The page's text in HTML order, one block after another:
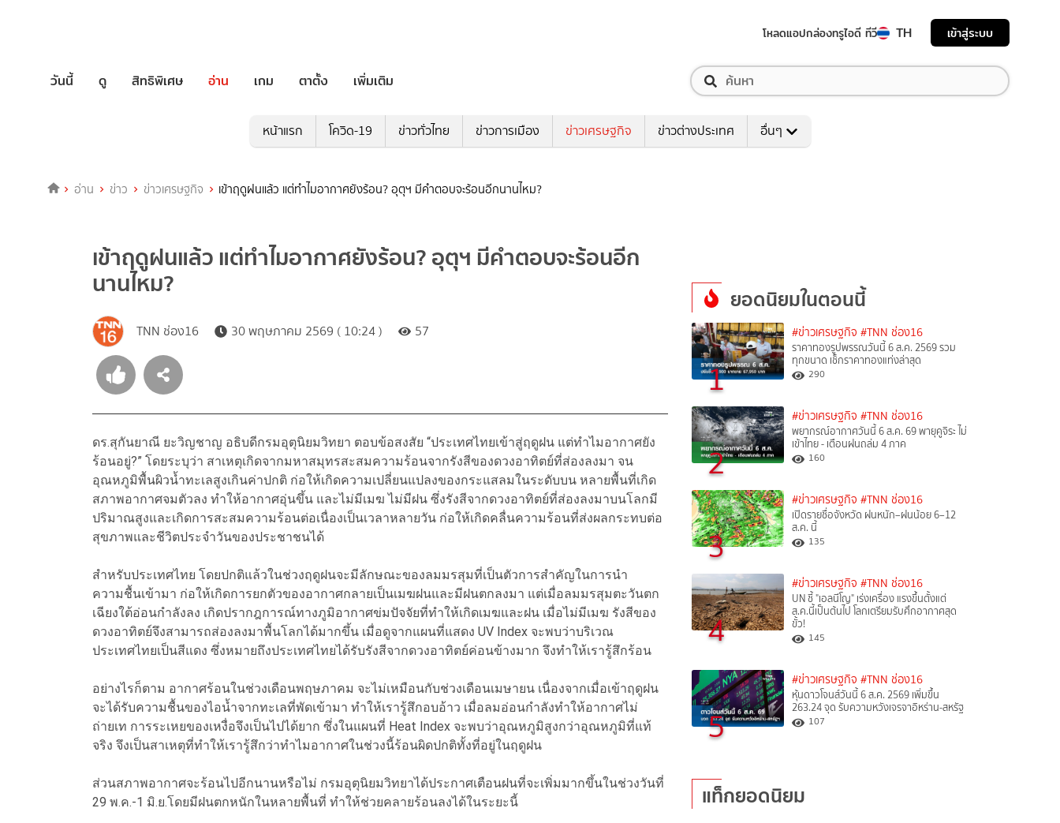
โหลดแอปกล่องทรูไอดี ทีวี TH เข้าสู่ระบบ
วันนี้ ดู สิทธิพิเศษ อ่าน เกม ตาตั้ง เพิ่มเติม
หน้าแรก โควิด-19 ข่าวทั่วไทย ข่าวการเมือง ข่าวเศรษฐกิจ ข่าวต่างประเทศ อื่นๆ
อ่าน ข่าว ข่าวเศรษฐกิจ เข้าฤดูฝนแล้ว แต่ทำไมอากาศยังร้อน? อุตุฯ มีคำตอบจะร้อนอีกนานไหม?
เข้าฤดูฝนแล้ว แต่ทำไมอากาศยังร้อน? อุตุฯ มีคำตอบจะร้อนอีก
นานไหม?
TNN ช่อง16 30 พฤษภาคม 2569 ( 10:24 ) 57
ดร.สุกันยาณี ยะวิญชาญ อธิบดีกรมอุตุนิยมวิทยา ตอบข้อสงสัย “ประเทศไทยเข้าสู่ฤดูฝน แต่ทำไมอากาศยัง
ร้อนอยู่?” โดยระบุว่า สาเหตุเกิดจากมหาสมุทรสะสมความร้อนจากรังสีของดวงอาทิตย์ที่ส่องลงมา จน
อุณหภูมิพื้นผิวน้ำทะเลสูงเกินค่าปกติ ก่อให้เกิดความเปลี่ยนแปลงของกระแสลมในระดับบน หลายพื้นที่เกิด
สภาพอากาศจมตัวลง ทำให้อากาศอุ่นขึ้น และไม่มีเมฆ ไม่มีฝน ซึ่งรังสีจากดวงอาทิตย์ที่ส่องลงมาบนโลกมี
ปริมาณสูงและเกิดการสะสมความร้อนต่อเนื่องเป็นเวลาหลายวัน ก่อให้เกิดคลื่นความร้อนที่ส่งผลกระทบต่อ
สุขภาพและชีวิตประจำวันของประชาชนได้
สำหรับประเทศไทย โดยปกติแล้วในช่วงฤดูฝนจะมีลักษณะของลมมรสุมที่เป็นตัวการสำคัญในการนำ
ความชื้นเข้ามา ก่อให้เกิดการยกตัวของอากาศกลายเป็นเมฆฝนและมีฝนตกลงมา แต่เมื่อลมมรสุมตะวันตก
เฉียงใต้อ่อนกำลังลง เกิดปรากฎการณ์ทางภูมิอากาศข่มปัจจัยที่ทำให้เกิดเมฆและฝน เมื่อไม่มีเมฆ รังสีของ
ดวงอาทิตย์จึงสามารถส่องลงมาพื้นโลกได้มากขึ้น เมื่อดูจากแผนที่แสดง UV Index จะพบว่าบริเวณ
ประเทศไทยเป็นสีแดง ซึ่งหมายถึงประเทศไทยได้รับรังสีจากดวงอาทิตย์ค่อนข้างมาก จึงทำให้เรารู้สึกร้อน
อย่างไรก็ตาม อากาศร้อนในช่วงเดือนพฤษภาคม จะไม่เหมือนกับช่วงเดือนเมษายน เนื่องจากเมื่อเข้าฤดูฝน
จะได้รับความชื้นของไอน้ำจากทะเลที่พัดเข้ามา ทำให้เรารู้สึกอบอ้าว เมื่อลมอ่อนกำลังทำให้อากาศไม่
ถ่ายเท การระเหยของเหงื่อจึงเป็นไปได้ยาก ซึ่งในแผนที่ Heat Index จะพบว่าอุณหภูมิสูงกว่าอุณหภูมิที่แท้
จริง จึงเป็นสาเหตุที่ทำให้เรารู้สึกว่าทำไมอากาศในช่วงนี้ร้อนผิดปกติทั้งที่อยู่ในฤดูฝน
ส่วนสภาพอากาศจะร้อนไปอีกนานหรือไม่ กรมอุตุนิยมวิทยาได้ประกาศเตือนฝนที่จะเพิ่มมากขึ้นในช่วงวันที่
29 พ.ค.-1 มิ.ย.โดยมีฝนตกหนักในหลายพื้นที่ ทำให้ช่วยคลายร้อนลงได้ในระยะนี้
ยอดนิยมในตอนนี้
1
#ข่าวเศรษฐกิจ #TNN ช่อง16
ราคาทองรูปพรรณวันนี้ 6 ส.ค. 2569 รวม
ทุกขนาด เช็กราคาทองแท่งล่าสุด
290
2
#ข่าวเศรษฐกิจ #TNN ช่อง16
พยากรณ์อากาศวันนี้ 6 ส.ค. 69 พายุคูจิระ ไม่
เข้าไทย - เตือนฝนถล่ม 4 ภาค
160
3
#ข่าวเศรษฐกิจ #TNN ช่อง16
เปิดรายชื่อจังหวัด ฝนหนัก–ฝนน้อย 6–12
ส.ค. นี้
135
4
#ข่าวเศรษฐกิจ #TNN ช่อง16
UN ชี้ "เอลนีโญ" เร่งเครื่อง แรงขึ้นตั้งแต่
ส.ค.นี้เป็นต้นไป โลกเตรียมรับศึกอากาศสุด
ขั้ว!
145
5
#ข่าวเศรษฐกิจ #TNN ช่อง16
หุ้นดาวโจนส์วันนี้ 6 ส.ค. 2569 เพิ่มขึ้น
263.24 จุด รับความหวังเจรจาอิหร่าน-สหรัฐ
107
แท็กยอดนิยม